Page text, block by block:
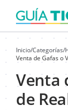
Inicio/Categorías/
Venta de Gafas o
Venta
de